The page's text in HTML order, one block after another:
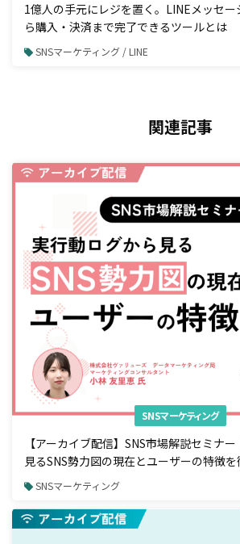
1億人の手元にレジを置く。LINEメッセ
ら購入・決済まで完了できるツールとは
SNSマーケティング / LINE
関連記事
SNSマーケティング
【アーカイブ配信】SNS市場解説セミナ
見るSNS勢力図の現在とユーザーの特徴
SNSマーケティング